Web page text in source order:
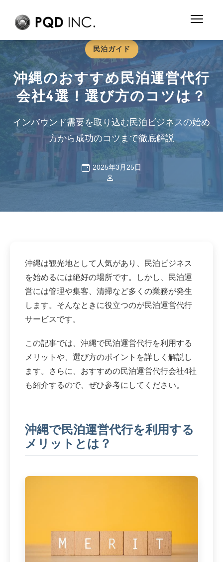
民泊ガイド
沖縄のおすすめ民泊運営代行
会社4選！選び方のコツは？
インバウンド需要を取り込む民泊ビジネスの始め
方から成功のコツまで徹底解説
2025年3月25日
沖縄は観光地として人気があり、民泊ビジネス
を始めるには絶好の場所です。しかし、民泊運
営には管理や集客、清掃など多くの業務が発生
します。そんなときに役立つのが民泊運営代行
サービスです。
この記事では、沖縄で民泊運営代行を利用する
メリットや、選び方のポイントを詳しく解説し
ます。さらに、おすすめの民泊運営代行会社4社
も紹介するので、ぜひ参考にしてください。
沖縄で民泊運営代行を利用する
メリットとは？